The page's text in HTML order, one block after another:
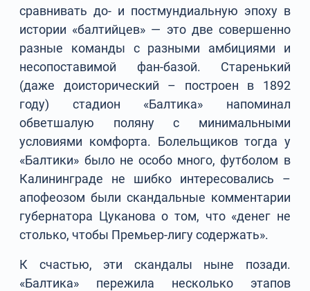
сравнивать до- и постмундиальную эпоху в
истории «балтийцев» — это две совершенно
разные команды с разными амбициями и
несопоставимой фан-базой. Старенький
(даже доисторический – построен в 1892
году) стадион «Балтика» напоминал
обветшалую поляну с минимальными
условиями комфорта. Болельщиков тогда у
«Балтики» было не особо много, футболом в
Калининграде не шибко интересовались –
апофеозом были скандальные комментарии
губернатора Цуканова о том, что «денег не
столько, чтобы Премьер-лигу содержать».
К счастью, эти скандалы ныне позади.
«Балтика» пережила несколько этапов